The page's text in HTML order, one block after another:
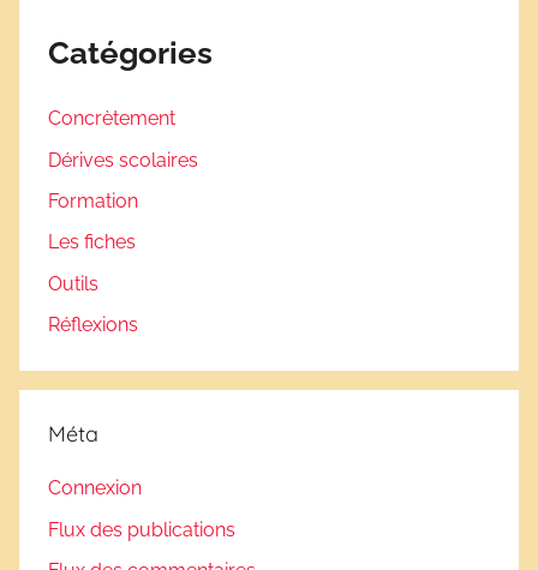
Catégories
Concrètement
Dérives scolaires
Formation
Les fiches
Outils
Réflexions
Méta
Connexion
Flux des publications